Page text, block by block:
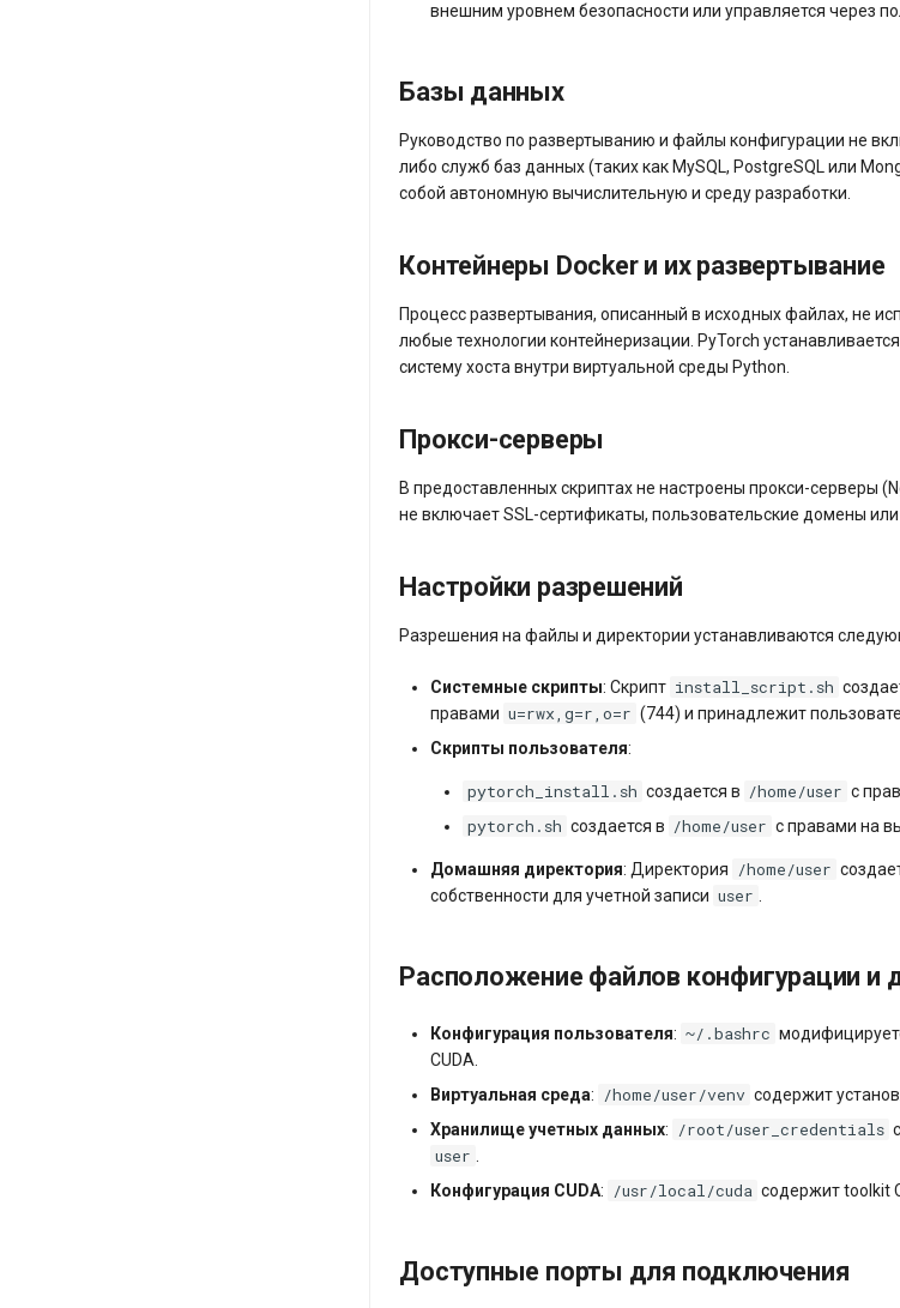
внешним уровнем безопасности или управляется через
Базы данных
Руководство по развертыванию и файлы конфигурации не
либо служб баз данных (таких как MySQL, PostgreSQL или
собой автономную вычислительную и среду разработки.
Контейнеры Docker и их развертывание
Процесс развертывания, описанный в исходных файлах, не
любые технологии контейнеризации. PyTorch
систему хоста внутри виртуальной среды Python.
Прокси-серверы
В предоставленных скриптах не настроены прокси-серверы
не включает SSL-сертификаты, пользовательские домены
Настройки разрешений
Разрешения на файлы и директории устанавливаются
Системные скрипты: Скрипт install_script.sh
правами u=rwx,g=r,o=r (744) и принадлежит
Скрипты пользователя:
pytorch_install.sh создается в /home/user с
pytorch.sh создается в /home/user с правами на
Домашняя директория: Директория /home/user
собственности для учетной записи user
Расположение файлов конфигурации и
Конфигурация пользователя: ~/.bashrc
CUDA.
Виртуальная среда: /home/user/venv содержит
Хранилище учетных данных: /root/user_credentials
user
Конфигурация CUDA: /usr/local/cuda содержит toolkit
Доступные порты для подключения